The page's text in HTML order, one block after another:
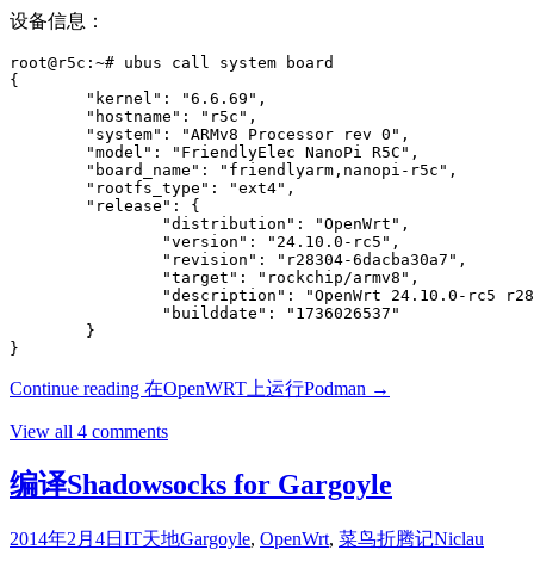
设备信息：
root@r5c:~# ubus call system board
{
        "kernel": "6.6.69",
        "hostname": "r5c",
        "system": "ARMv8 Processor rev 0",
        "model": "FriendlyElec NanoPi R5C",
        "board_name": "friendlyarm,nanopi-r5c",
        "rootfs_type": "ext4",
        "release": {
                "distribution": "OpenWrt",
                "version": "24.10.0-rc5",
                "revision": "r28304-6dacba30a7",
                "target": "rockchip/armv8",
"description": "OpenWrt 24.10.0-rc5
                "builddate": "1736026537"
        }
}
Continue reading 在OpenWRT上运行Podman →
View all 4 comments
编译Shadowsocks for Gargoyle
2014年2月4日 IT天地Gargoyle, OpenWrt, 菜鸟折腾记Niclau